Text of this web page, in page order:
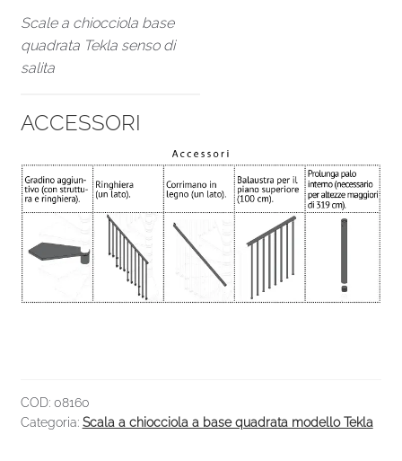
Scale a chiocciola base
quadrata Tekla senso di
salita
ACCESSORI
COD: 08160
Categoria: Scala a chiocciola a base quadrata modello Tekla